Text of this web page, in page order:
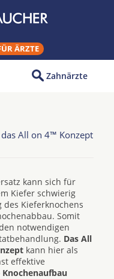
ÄRZTE
Zahnärzte
All on 4™ Konzept
kann sich für
Kiefer schwierig
Kieferknochens
Somit
notwendigen
Das All
kann hier als
effektive